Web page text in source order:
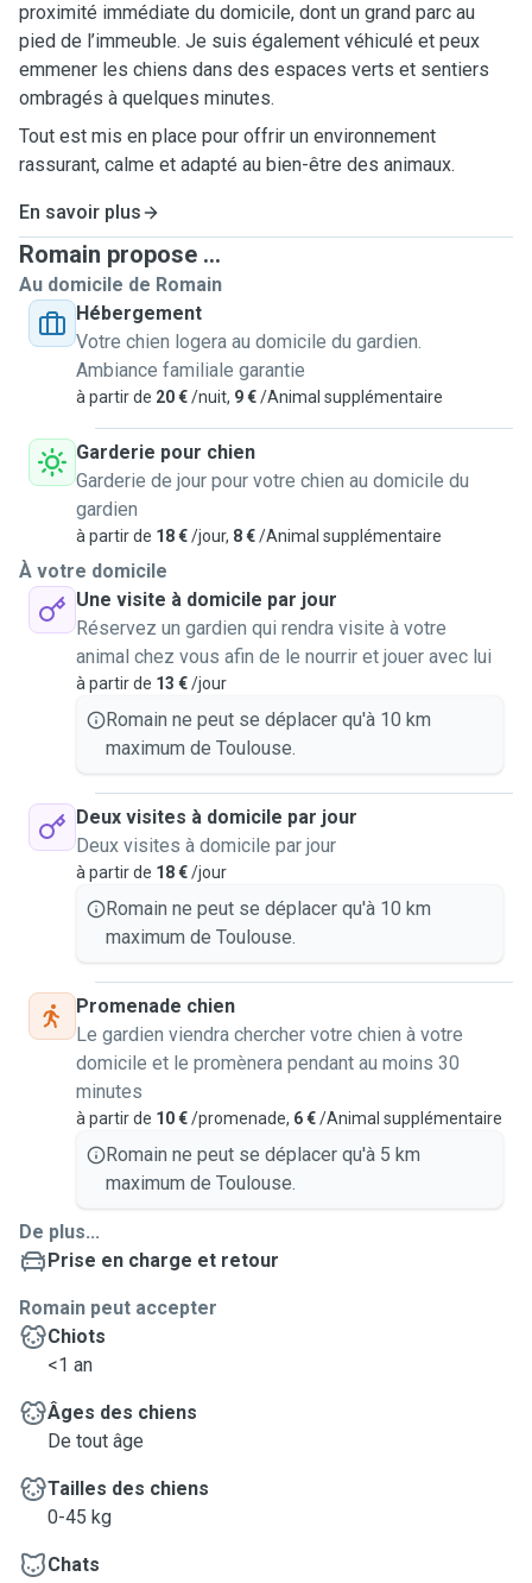
proximité immédiate du domicile, dont un grand parc au
pied de l’immeuble. Je suis également véhiculé et peux
emmener les chiens dans des espaces verts et sentiers
ombragés à quelques minutes.
Tout est mis en place pour offrir un environnement
rassurant, calme et adapté au bien-être des animaux.
En savoir plus
Romain propose ...
Au domicile de Romain
Hébergement
Votre chien logera au domicile du gardien.
Ambiance familiale garantie
à partir de 20 €/nuit, 9 €/Animal supplémentaire
Garderie pour chien
Garderie de jour pour votre chien au domicile du
gardien
à partir de 18 €/jour, 8 €/Animal supplémentaire
À votre domicile
Une visite à domicile par jour
Réservez un gardien qui rendra visite à votre
animal chez vous afin de le nourrir et jouer avec lui
à partir de 13 €/jour
Romain ne peut se déplacer qu'à 10 km
maximum de Toulouse.
Deux visites à domicile par jour
Deux visites à domicile par jour
à partir de 18 €/jour
Romain ne peut se déplacer qu'à 10 km
maximum de Toulouse.
Promenade chien
Le gardien viendra chercher votre chien à votre
domicile et le promènera pendant au moins 30
minutes
à partir de 10 €/promenade, 6 €/Animal supplémentaire
Romain ne peut se déplacer qu'à 5 km
maximum de Toulouse.
De plus...
Prise en charge et retour
Romain peut accepter
Chiots
<1 an
Âges des chiens
De tout âge
Tailles des chiens
0-45 kg
Chats